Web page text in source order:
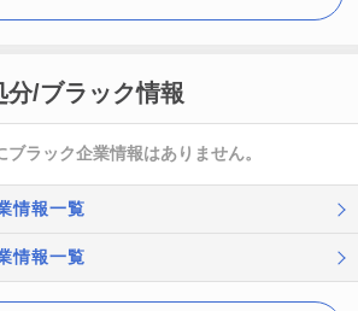
/ブラック情報
ラック企業情報はありません。
情報一覧
情報一覧